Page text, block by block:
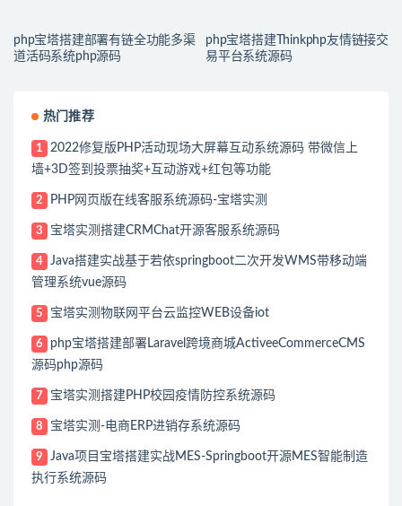
php宝塔搭建部署有链全功能多渠
道活码系统php源码
php宝塔搭建Thinkphp友情链接交
易平台系统源码
热门推荐
1
2022修复版PHP活动现场大屏幕互动系统源码 带微信上
墙+3D签到投票抽奖+互动游戏+红包等功能
2 PHP网页版在线客服系统源码-宝塔实测
3 宝塔实测搭建CRMChat开源客服系统源码
4
Java搭建实战基于若依springboot二次开发WMS带移动端
管理系统vue源码
5 宝塔实测物联网平台云监控WEB设备iot
6
php宝塔搭建部署Laravel跨境商城ActiveeCommerceCMS
源码php源码
7 宝塔实测搭建PHP校园疫情防控系统源码
8 宝塔实测-电商ERP进销存系统源码
9
Java项目宝塔搭建实战MES-Springboot开源MES智能制造
执行系统源码